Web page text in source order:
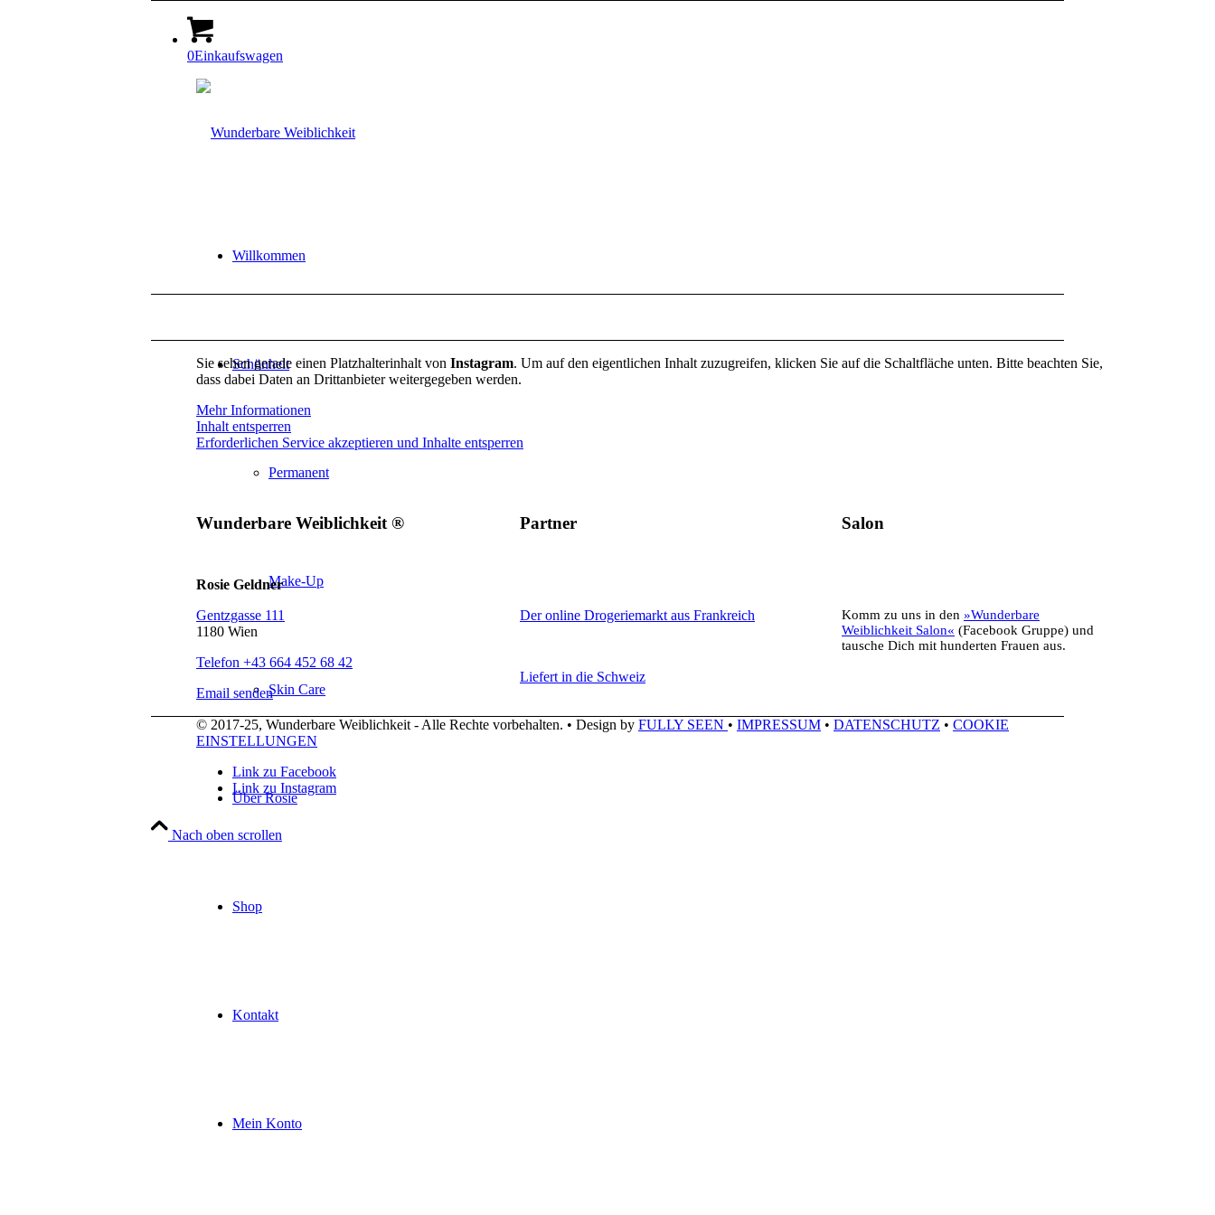
0Einkaufswagen
Willkommen
Schönheit
Permanent
Make-Up
Skin Care
Über Rosie
Shop
Kontakt
Mein Konto
Sie sehen gerade einen Platzhalterinhalt von Instagram. Um auf den eigentlichen Inhalt zuzugreifen, klicken Sie auf die Schaltfläche unten. Bitte beachten Sie,
dass dabei Daten an Drittanbieter weitergegeben werden.
Mehr Informationen
Inhalt entsperren
Erforderlichen Service akzeptieren und Inhalte entsperren
Wunderbare Weiblichkeit ®
Rosie Geldner
Gentzgasse 111
1180 Wien
Telefon +43 664 452 68 42
Email senden
Partner
Der online Drogeriemarkt aus Frankreich
Liefert in die Schweiz
Salon
Komm zu uns in den »Wunderbare
Weiblichkeit Salon« (Facebook Gruppe) und
tausche Dich mit hunderten Frauen aus.
© 2017-25, Wunderbare Weiblichkeit - Alle Rechte vorbehalten. • Design by FULLY SEEN • IMPRESSUM • DATENSCHUTZ • COOKIE
EINSTELLUNGEN
Link zu Facebook
Link zu Instagram
Nach oben scrollen